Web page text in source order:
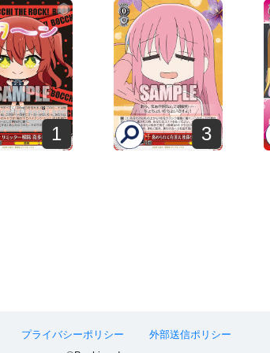
1 3
プライバシーポリシー
外部送信ポリシー